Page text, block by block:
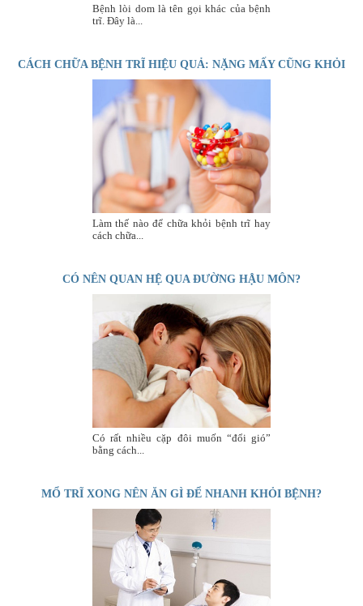
Bệnh lòi dom là tên gọi khác của bệnh
trĩ. Đây là...
CÁCH CHỮA BỆNH TRĨ HIỆU QUẢ: NẶNG MẤY CŨNG KHỎI
Làm thế nào để chữa khỏi bệnh trĩ hay
cách chữa...
CÓ NÊN QUAN HỆ QUA ĐƯỜNG HẬU MÔN?
Có rất nhiều cặp đôi muốn “đổi gió”
bằng cách...
MỔ TRĨ XONG NÊN ĂN GÌ ĐỂ NHANH KHỎI BỆNH?